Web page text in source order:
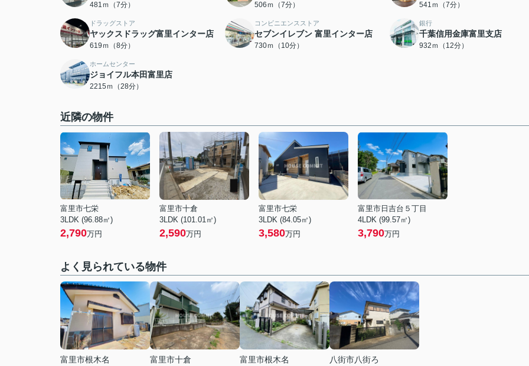
481ｍ（7分） 506ｍ（7分） 541ｍ（7分）
ドラッグストア
ヤックスドラッグ富里インター店
619ｍ（8分）
コンビニエンスストア
セブンイレブン 富里インター店
730ｍ（10分）
銀行
千葉信用金庫富里支店
932ｍ（12分）
ホームセンター
ジョイフル本田富里店
2215ｍ（28分）
近隣の物件
富里市七栄
3LDK (96.88㎡)
2,790万円
富里市十倉
3LDK (101.01㎡)
2,590万円
富里市七栄
3LDK (84.05㎡)
3,580万円
富里市日吉台５丁目
4LDK (99.57㎡)
3,790万円
よく見られている物件
富里市根木名
富里市十倉
富里市根木名
八街市八街ろ